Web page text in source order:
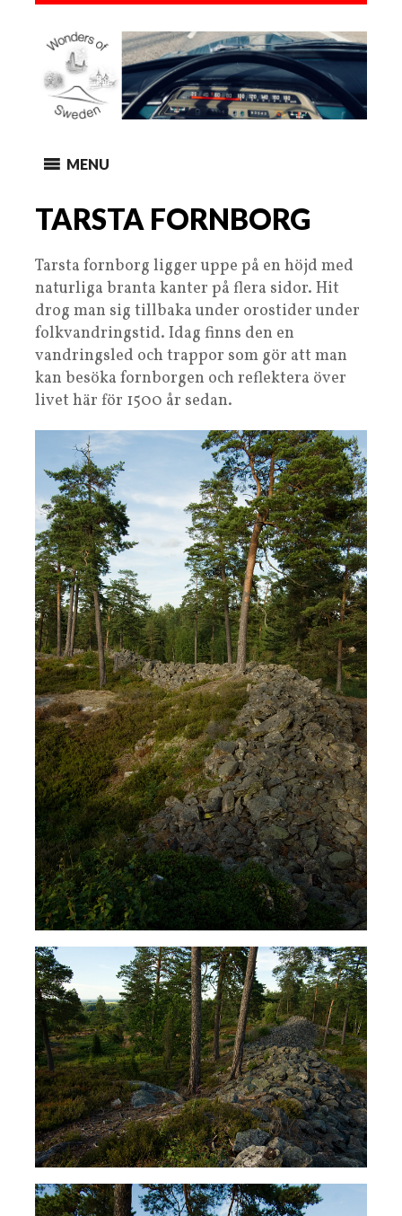
MENU
TARSTA FORNBORG
Tarsta fornborg ligger uppe på en höjd med
naturliga branta kanter på flera sidor. Hit
drog man sig tillbaka under orostider under
folkvandringstid. Idag finns den en
vandringsled och trappor som gör att man
kan besöka fornborgen och reflektera över
livet här för 1500 år sedan.